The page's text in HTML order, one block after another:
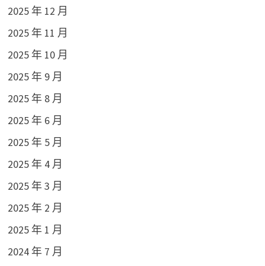
2025 年 12 月
2025 年 11 月
2025 年 10 月
2025 年 9 月
2025 年 8 月
2025 年 6 月
2025 年 5 月
2025 年 4 月
2025 年 3 月
2025 年 2 月
2025 年 1 月
2024 年 7 月